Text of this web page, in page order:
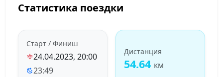
Статистика поездки
Старт / Финиш
24.04.2023, 20:00
23:49
Дистанция
54.64 км